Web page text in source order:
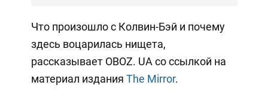
Что произошло с Колвин-Бэй и почему
здесь воцарилась нищета,
рассказывает OBOZ. UA со ссылкой на
материал издания The Mirror.